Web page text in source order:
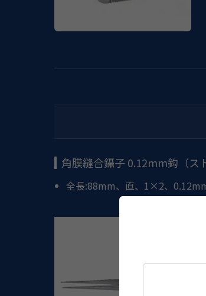
角膜縫合鑷子 0.12mm鈎（ス
全長:88mm、直、1×2、